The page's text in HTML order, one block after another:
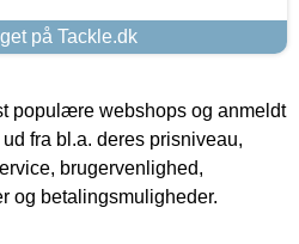
på Tackle.dk
populære webshops og anmeldt
fra bl.a. deres prisniveau,
brugervenlighed,
og betalingsmuligheder.